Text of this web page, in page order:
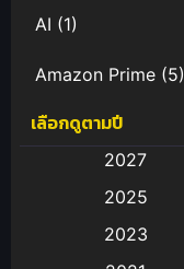
AI (1)
Amazon Prime (5)
Anal (ประตูหลัง)
Animation การ์ตูน
เลือกดูตามปี
2027
2025
2023